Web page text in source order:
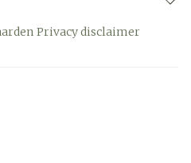
Privacy disclaimer